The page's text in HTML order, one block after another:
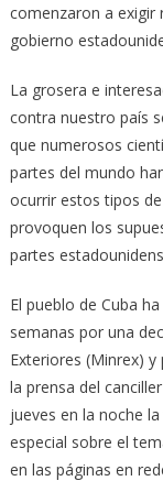
comenzaron a exigir
gobierno
La grosera e
contra nuestro país
que numerosos
partes del mundo
ocurrir estos tipos
provoquen los
partes
El pueblo de Cuba
semanas por una
Exteriores (Minrex)
la prensa del
jueves en la noche
especial sobre el
en las páginas en